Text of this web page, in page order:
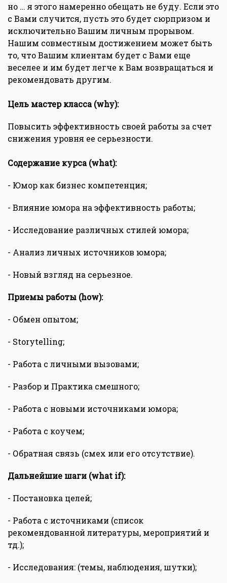
но … я этого намеренно обещать не буду. Если это
с Вами случится, пусть это будет сюрпризом и
исключительно Вашим личным прорывом.
Нашим совместным достижением может быть
то, что Вашим клиентам будет с Вами еще
веселее и им будет легче к Вам возвращаться и
рекомендовать другим.
Цель мастер класса (why):
Повысить эффективность своей работы за счет
снижения уровня ее серьезности.
Содержание курса (what):
- Юмор как бизнес компетенция;
- Влияние юмора на эффективность работы;
- Исследование различных стилей юмора;
- Анализ личных источников юмора;
- Новый взгляд на серьезное.
Приемы работы (how):
- Обмен опытом;
- Storytelling;
- Работа с личными вызовами;
- Разбор и Практика смешного;
- Работа с новыми источниками юмора;
- Работа с коучем;
- Обратная связь (смех или его отсутствие).
Дальнейшие шаги (what if):
- Постановка целей;
- Работа с источниками (список
рекомендованной литературы, мероприятий и
тд.);
- Исследования: (темы, наблюдения, шутки);